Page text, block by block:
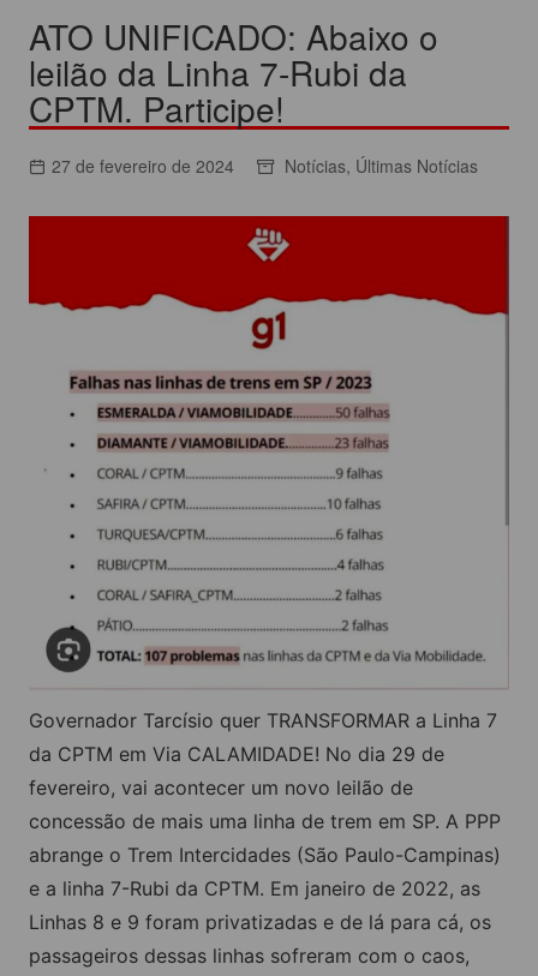
ATO UNIFICADO: Abaixo o
leilão da Linha 7-Rubi da
CPTM. Participe!
27 de fevereiro de 2024 Notícias, Últimas Notícias
Governador Tarcísio quer TRANSFORMAR a Linha 7
da CPTM em Via CALAMIDADE! No dia 29 de
fevereiro, vai acontecer um novo leilão de
concessão de mais uma linha de trem em SP. A PPP
abrange o Trem Intercidades (São Paulo-Campinas)
e a linha 7-Rubi da CPTM. Em janeiro de 2022, as
Linhas 8 e 9 foram privatizadas e de lá para cá, os
passageiros dessas linhas sofreram com o caos,